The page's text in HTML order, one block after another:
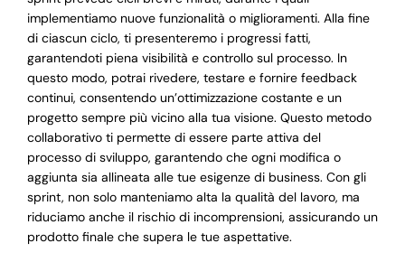
implementiamo nuove funzionalità o miglioramenti. Alla fine
di ciascun ciclo, ti presenteremo i progressi fatti,
garantendoti piena visibilità e controllo sul processo. In
questo modo, potrai rivedere, testare e fornire feedback
continui, consentendo un’ottimizzazione costante e un
progetto sempre più vicino alla tua visione. Questo metodo
collaborativo ti permette di essere parte attiva del
processo di sviluppo, garantendo che ogni modifica o
aggiunta sia allineata alle tue esigenze di business. Con gli
sprint, non solo manteniamo alta la qualità del lavoro, ma
riduciamo anche il rischio di incomprensioni, assicurando un
prodotto finale che supera le tue aspettative.